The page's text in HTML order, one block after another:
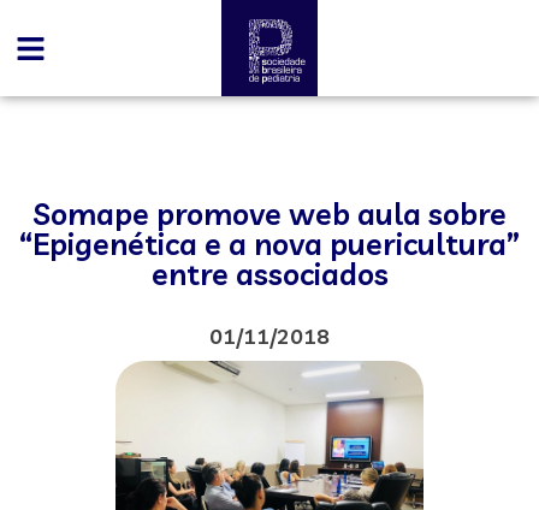
Somape promove web aula sobre
“Epigenética e a nova puericultura”
entre associados
01/11/2018